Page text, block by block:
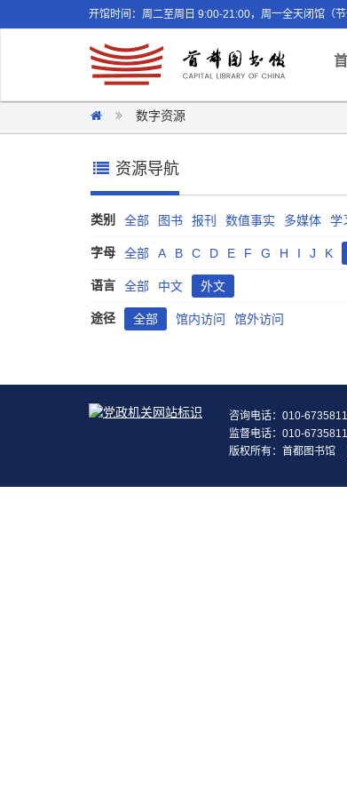
开馆时间：周二至周日 9:00-21:00，周一全天闭馆（节
数字资源
资源导航
类别 全部 图书 报刊 数值事实 多媒体 学
字母 全部 A B C D E F G H I J K
语言 全部 中文 外文
途径 全部 馆内访问 馆外访问
咨询电话：010-
监督电话：010-
版权所有：首都图书馆